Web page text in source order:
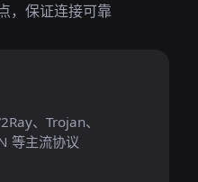
，保证连接可靠
、Trojan、
等主流协议